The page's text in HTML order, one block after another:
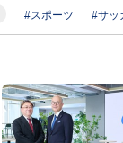
#スポーツ #サッ